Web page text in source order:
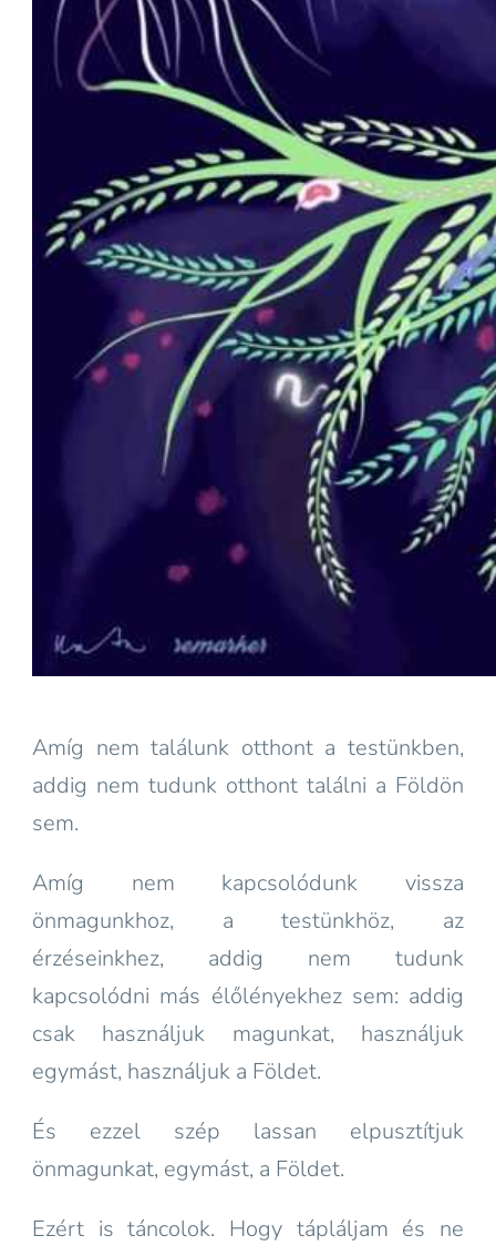
Amíg nem találunk otthont a testünkben,
addig nem tudunk otthont találni a Földön
sem.
Amíg nem kapcsolódunk vissza
önmagunkhoz, a testünkhöz, az
érzéseinkhez, addig nem tudunk
kapcsolódni más élőlényekhez sem: addig
csak használjuk magunkat, használjuk
egymást, használjuk a Földet.
És ezzel szép lassan elpusztítjuk
önmagunkat, egymást, a Földet.
Ezért is táncolok. Hogy tápláljam és ne